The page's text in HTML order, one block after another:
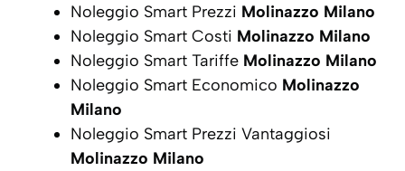
Noleggio Smart Prezzi Molinazzo Milano
Noleggio Smart Costi Molinazzo Milano
Noleggio Smart Tariffe Molinazzo Milano
Noleggio Smart Economico Molinazzo
Milano
Noleggio Smart Prezzi Vantaggiosi
Molinazzo Milano